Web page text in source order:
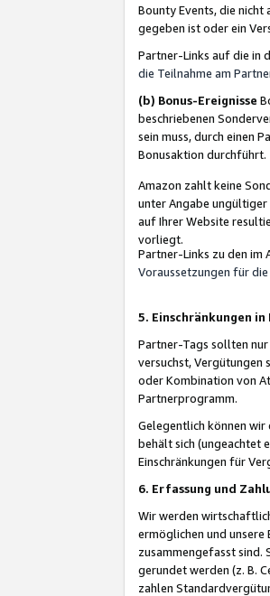
Bounty Events, die
gegeben ist oder ein
Partner-Links auf die in
die Teilnahme am
(b) Bonus-Ereignisse
beschriebenen
sein muss, durch einen
Bonusaktion durchführt.
Amazon zahlt keine
unter Angabe ungültiger
auf Ihrer Website
vorliegt.
Partner-Links zu den im
Voraussetzungen für
5. Einschränkungen
Partner-Tags sollten
versuchst, Vergütungen
oder Kombination von
Partnerprogramm.
Gelegentlich können wir
behält sich (ungeachtet
Einschränkungen für
6. Erfassung und
Wir werden
ermöglichen und unsere
zusammengefasst sind.
gerundet werden (z. B.
zahlen